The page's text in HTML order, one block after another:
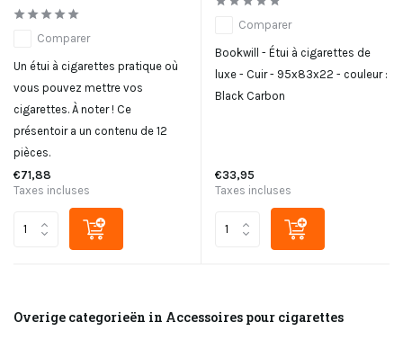
Comparer
Un étui à cigarettes pratique où
vous pouvez mettre vos
cigarettes. À noter ! Ce
présentoir a un contenu de 12
pièces.
€71,88
Taxes incluses
Comparer
Bookwill - Étui à cigarettes de
luxe - Cuir - 95x83x22 - couleur :
Black Carbon
€33,95
Taxes incluses
Overige categorieën in Accessoires pour cigarettes